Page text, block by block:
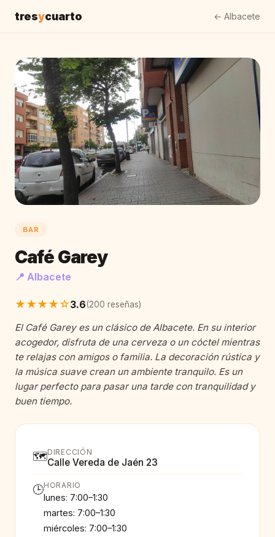
tresycuarto ← Albacete
BAR
Café Garey
📍 Albacete
★★★★☆3.6(200 reseñas)
El Café Garey es un clásico de Albacete. En su interior
acogedor, disfruta de una cerveza o un cóctel mientras
te relajas con amigos o familia. La decoración rústica y
la música suave crean un ambiente tranquilo. Es un
lugar perfecto para pasar una tarde con tranquilidad y
buen tiempo.
🗺️DIRECCIÓN
Calle Vereda de Jaén 23
🕒HORARIO
lunes: 7:00–1:30
martes: 7:00–1:30
miércoles: 7:00–1:30